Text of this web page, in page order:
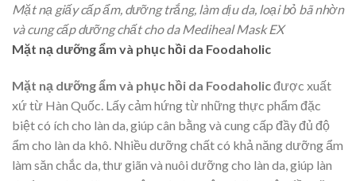
Mặt nạ giấy cấp ẩm, dưỡng trắng, làm dịu da, loại bỏ bã nhờn
và cung cấp dưỡng chất cho da Mediheal Mask EX
Mặt nạ dưỡng ẩm và phục hồi da Foodaholic
Mặt nạ dưỡng ẩm và phục hồi da Foodaholicđược xuất
xứ từ Hàn Quốc. Lấy cảm hứng từ những thực phẩm đặc
biệt có ích cho làn da, giúp cân bằng và cung cấp đầy đủ độ
ẩm cho làn da khô. Nhiều dưỡng chất có khả năng dưỡng ẩm
làm săn chắc da, thư giãn và nuôi dưỡng cho làn da, giúp làn